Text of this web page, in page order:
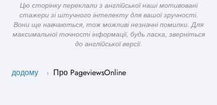
Цю сторінку переклали з англійської наші мотивовані
стажери зі штучного інтелекту для вашої зручності.
Вони ще навчаються, тож можливі незначні помилки. Для
максимальної точності інформації, будь ласка, зверніться
до англійської версії.
додому › Про PageviewsOnline